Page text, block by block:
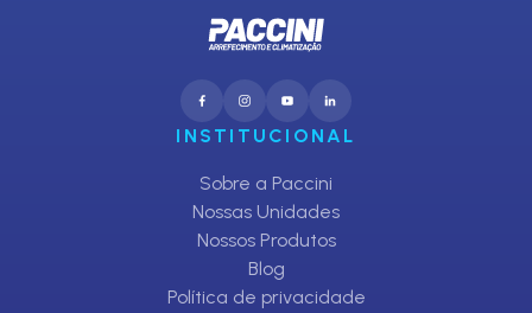
INSTITUCIONAL
Sobre a Paccini
Nossas Unidades
Nossos Produtos
Blog
Política de privacidade